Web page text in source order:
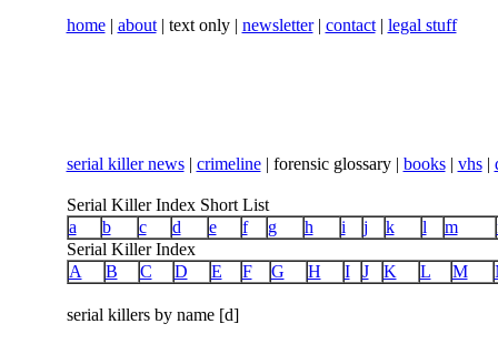
home| about| text only | newsletter| contact| legal stuff
serial killer news| crimeline| forensic glossary | books| vhs|
Serial Killer Index Short List
a
b c d e f g h i j k l m
Serial Killer Index
A
B C D E F G H I J K L M
serial killers by name [d]